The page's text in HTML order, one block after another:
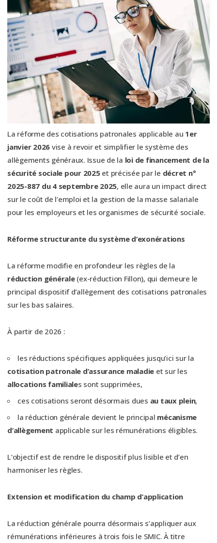
La réforme des cotisations patronales applicable au 1er
janvier 2026 vise à revoir et simplifier le système des
allègements généraux. Issue de la loi de financement de la
sécurité sociale pour 2025et précisée par le décret n°
2025-887 du 4 septembre 2025, elle aura un impact direct
sur le coût de l’emploi et la gestion de la masse salariale
pour les employeurs et les organismes de sécurité sociale.
Réforme structurante du système d’exonérations
La réforme modifie en profondeur les règles de la
réduction générale(ex-réduction Fillon), qui demeure le
principal dispositif d’allègement des cotisations patronales
sur les bas salaires.
À partir de 2026 :
les réductions spécifiques appliquées jusqu’ici sur la
cotisation patronale d’assurance maladie et sur les
allocations familiales sont supprimées,
ces cotisations seront désormais dues au taux plein,
la réduction générale devient le principal mécanisme
d’allègement applicable sur les rémunérations éligibles.
L’objectif est de rendre le dispositif plus lisible et d’en
harmoniser les règles.
Extension et modification du champ d’application
La réduction générale pourra désormais s’appliquer aux
rémunérations inférieures à trois fois le SMIC. À titre